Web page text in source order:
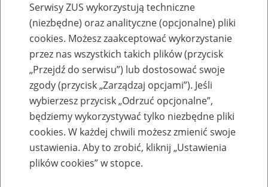
Przepraszamy,
podana strona nie została znaleziona.
Błąd 404
Przejdź do strony głównej
Serwisy ZUS wykorzystują techniczne
(niezbędne) oraz analityczne (opcjonalne) pliki
cookies. Możesz zaakceptować wykorzystanie
przez nas wszystkich takich plików (przycisk
„Przejdź do serwisu”) lub dostosować swoje
zgody (przycisk „Zarządzaj opcjami”). Jeśli
wybierzesz przycisk „Odrzuć opcjonalne”,
będziemy wykorzystywać tylko niezbędne pliki
cookies. W każdej chwili możesz zmienić swoje
ustawienia. Aby to zrobić, kliknij „Ustawienia
plików cookies” w stopce.